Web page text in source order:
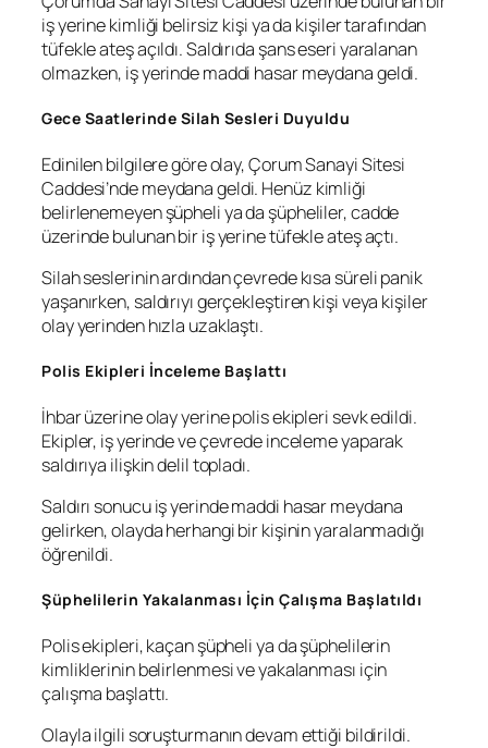
iş yerine kimliği belirsiz kişi ya da kişiler tarafından
tüfekle ateş açıldı. Saldırıda şans eseri yaralanan
olmazken, iş yerinde maddi hasar meydana geldi.
Gece Saatlerinde Silah Sesleri Duyuldu
Edinilen bilgilere göre olay, Çorum Sanayi Sitesi
Caddesi’nde meydana geldi. Henüz kimliği
belirlenemeyen şüpheli ya da şüpheliler, cadde
üzerinde bulunan bir iş yerine tüfekle ateş açtı.
Silah seslerinin ardından çevrede kısa süreli panik
yaşanırken, saldırıyı gerçekleştiren kişi veya kişiler
olay yerinden hızla uzaklaştı.
Polis Ekipleri İnceleme Başlattı
İhbar üzerine olay yerine polis ekipleri sevk edildi.
Ekipler, iş yerinde ve çevrede inceleme yaparak
saldırıya ilişkin delil topladı.
Saldırı sonucu iş yerinde maddi hasar meydana
gelirken, olayda herhangi bir kişinin yaralanmadığı
öğrenildi.
Şüphelilerin Yakalanması İçin Çalışma Başlatıldı
Polis ekipleri, kaçan şüpheli ya da şüphelilerin
kimliklerinin belirlenmesi ve yakalanması için
çalışma başlattı.
Olayla ilgili soruşturmanın devam ettiği bildirildi.